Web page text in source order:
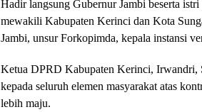
Hadir langsung Gubernur Jambi beserta
mewakili Kabupaten Kerinci dan Kota
Jambi, unsur Forkopimda, kepala instansi
Ketua DPRD Kabupaten Kerinci, Irwandri,
kepada seluruh elemen masyarakat atas
lebih maju.